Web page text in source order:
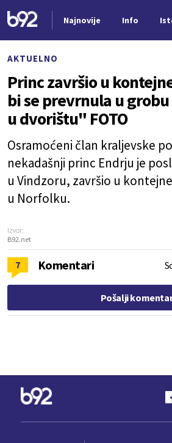
Najnovije Info
AKTUELNO
Princ završio u
bi se prevrnula u
u dvorištu" FOTO
Osramoćeni član kraljevske
nekadašnji princ Endrju je
u Vindzoru, završio u
u Norfolku.
Izvor:
B92.net
7 Komentari
Pošalji